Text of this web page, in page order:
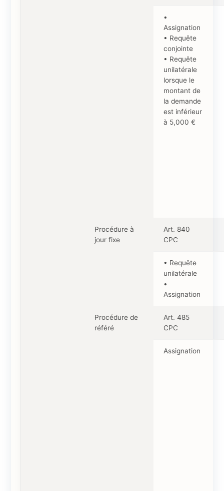
•
Assignation
• Requête
conjointe
• Requête
unilatérale
lorsque le
montant de
la demande
est inférieur
à 5,000 €
Procédure à
jour fixe
Art. 840
CPC
• Requête
unilatérale
•
Assignation
Procédure de
référé
Art. 485
CPC
Assignation